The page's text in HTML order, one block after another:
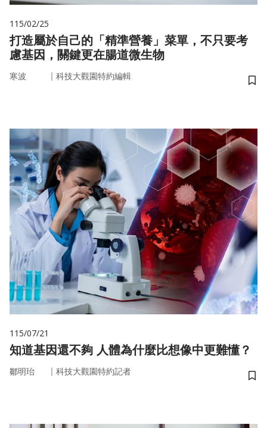
115/02/25
打造屬於自己的「精準營養」菜單，不只要考
慮基因，關鍵更在腸道微生物
寒波 ｜ 科技大觀園特約編輯
儲
115/07/21
知道基因還不夠 人體為什麼比想像中更難懂？
鄒明珆 ｜ 科技大觀園特約記者
儲